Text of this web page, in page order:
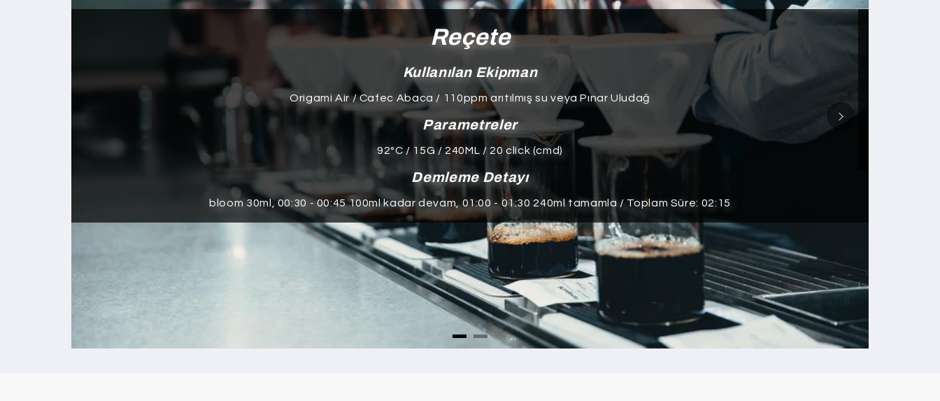
Reçete
Kullanılan Ekipman
Origami Air / Cafec Abaca / 110ppm arıtılmış su veya Pınar Uludağ
Parametreler
92ºC / 15G / 240ML / 20 click (cmd)
Demleme Detayı
bloom 30ml, 00:30 - 00:45 100ml kadar devam, 01:00 - 01:30 240ml tamamla / Toplam Süre: 02:15